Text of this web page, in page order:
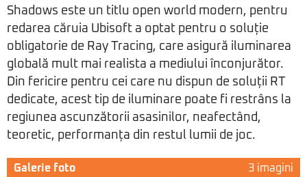
Shadows este un titlu open world modern, pentru
redarea căruia Ubisoft a optat pentru o soluție
obligatorie de Ray Tracing, care asigură iluminarea
globală mult mai realista a mediului înconjurător.
Din fericire pentru cei care nu dispun de soluții RT
dedicate, acest tip de iluminare poate fi restrâns la
regiunea ascunzătorii asasinilor, neafectând,
teoretic, performanța din restul lumii de joc.
Galerie foto 3 imagini